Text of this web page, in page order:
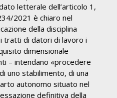
letterale dell’articolo 1,
2021 è chiaro nel
della disciplina
tratti di datori di lavoro i
dimensionale
– intendano «procedere
uno stabilimento, di una
autonomo situato nel
definitiva della